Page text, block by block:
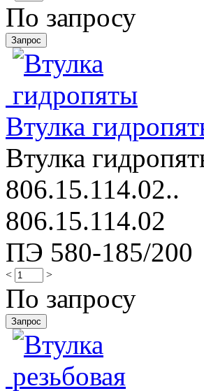
По запросу
Втулка
Втулка
806.15.114.02..
806.15.114.02
ПЭ 580-185/200
< >
По запросу